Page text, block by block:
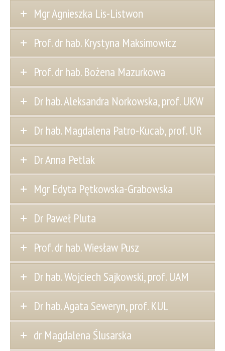
Mgr Agnieszka Lis-Listwon
Prof. dr hab. Krystyna Maksimowicz
Prof. dr hab. Bożena Mazurkowa
Dr hab. Aleksandra Norkowska, prof. UKW
Dr hab. Magdalena Patro-Kucab, prof. UR
Dr Anna Petlak
Mgr Edyta Pętkowska-Grabowska
Dr Paweł Pluta
Prof. dr hab. Wiesław Pusz
Dr hab. Wojciech Sajkowski, prof. UAM
Dr hab. Agata Seweryn, prof. KUL
dr Magdalena Ślusarska